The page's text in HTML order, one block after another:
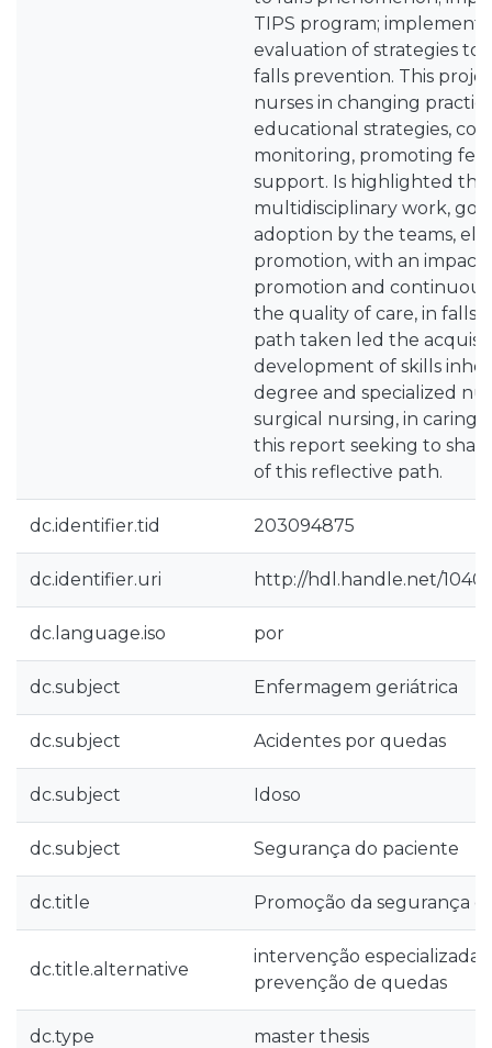
TIPS program;
evaluation of strategies to
falls prevention. This
nurses in changing
educational strategies,
monitoring, promoting
support. Is highlighted
multidisciplinary work,
adoption by the teams,
promotion, with an impact
promotion and
the quality of care, in falls
path taken led the
development of skills
degree and specialized
surgical nursing, in caring
this report seeking to
of this reflective path.
dc.identifier.tid 203094875
dc.identifier.uri http://hdl.handle.net/
dc.language.iso por
dc.subject Enfermagem geriátrica
dc.subject Acidentes por quedas
dc.subject Idoso
dc.subject Segurança do paciente
dc.title Promoção da segurança
dc.title.alternative
intervenção especializada
prevenção de quedas
dc.type master thesis